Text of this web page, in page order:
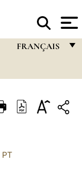
FRANÇAIS
ITALIANO
PT